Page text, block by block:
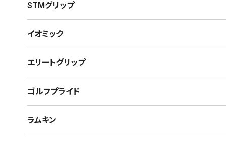
STMグリップ
イオミック
エリートグリップ
ゴルフプライド
ラムキン